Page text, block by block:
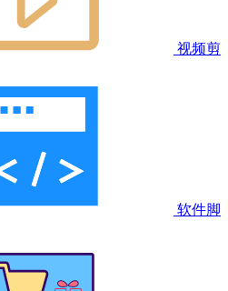
视频剪
软件脚